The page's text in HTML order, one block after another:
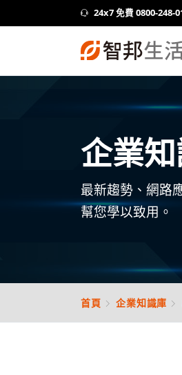
24x7 免費 0800-248-
企業
最新趨勢、網路
幫您學以致用。
首頁 企業知識庫